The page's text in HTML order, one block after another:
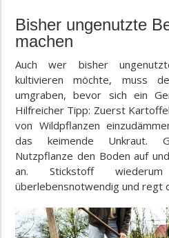
Bisher ungenutzte
machen
Auch wer bisher
kultivieren möchte, muss
umgraben, bevor sich ein
Hilfreicher Tipp: Zuerst
von Wildpflanzen
das keimende Unkraut.
Nutzpflanze den Boden auf
an. Stickstoff
überlebensnotwendig und regt